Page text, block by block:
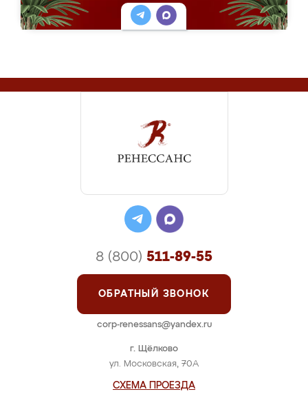
г. Щёлково
ул. Московская, 70А
СХЕМА ПРОЕЗДА
8 (800) 511-89-55
ОБРАТНЫЙ ЗВОНОК
corp-renessans@yandex.ru